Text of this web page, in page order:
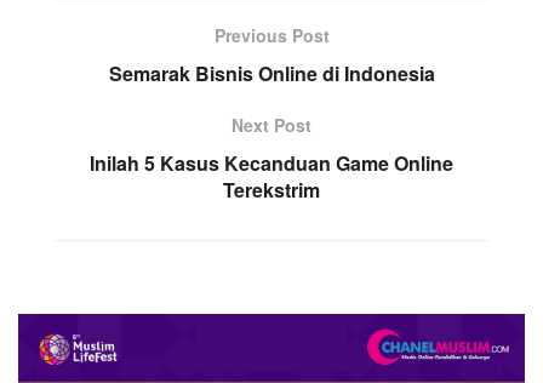
Previous Post
Semarak Bisnis Online di Indonesia
Next Post
Inilah 5 Kasus Kecanduan Game Online
Terekstrim